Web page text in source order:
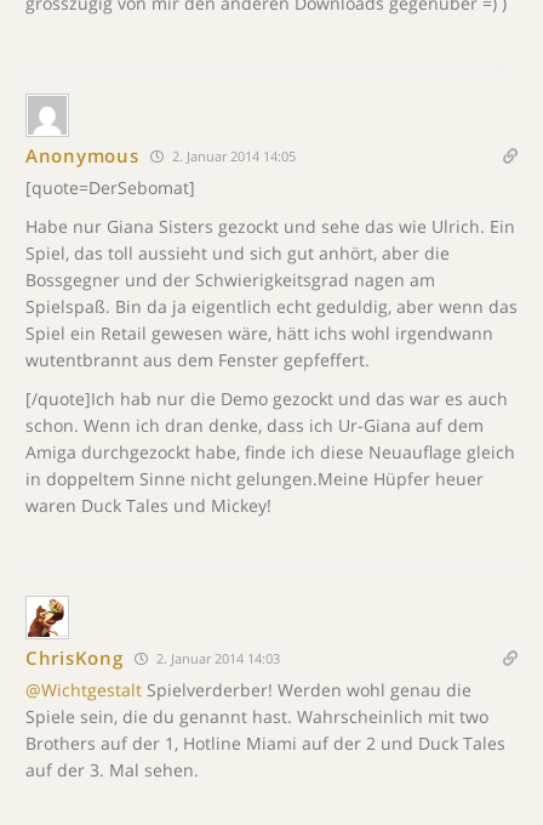
Anonymous 2. Januar 2014 14:05
[quote=DerSebomat]
Habe nur Giana Sisters gezockt und sehe das wie Ulrich. Ein
Spiel, das toll aussieht und sich gut anhört, aber die
Bossgegner und der Schwierigkeitsgrad nagen am
Spielspaß. Bin da ja eigentlich echt geduldig, aber wenn das
Spiel ein Retail gewesen wäre, hätt ichs wohl irgendwann
wutentbrannt aus dem Fenster gepfeffert.
[/quote]Ich hab nur die Demo gezockt und das war es auch
schon. Wenn ich dran denke, dass ich Ur-Giana auf dem
Amiga durchgezockt habe, finde ich diese Neuauflage gleich
in doppeltem Sinne nicht gelungen.Meine Hüpfer heuer
waren Duck Tales und Mickey!
ChrisKong 2. Januar 2014 14:03
@Wichtgestalt Spielverderber! Werden wohl genau die
Spiele sein, die du genannt hast. Wahrscheinlich mit two
Brothers auf der 1, Hotline Miami auf der 2 und Duck Tales
auf der 3. Mal sehen.